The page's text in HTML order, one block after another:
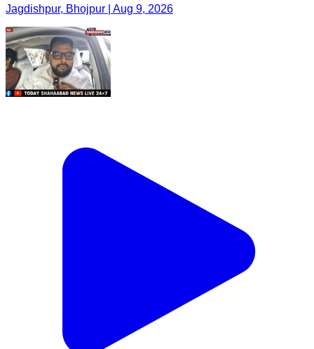
Jagdishpur, Bhojpur | Aug 9, 2026